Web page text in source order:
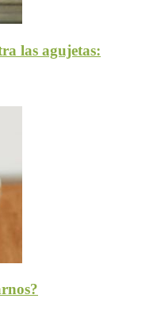
las agujetas: